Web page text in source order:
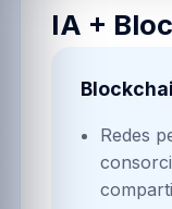
IA +
Redes